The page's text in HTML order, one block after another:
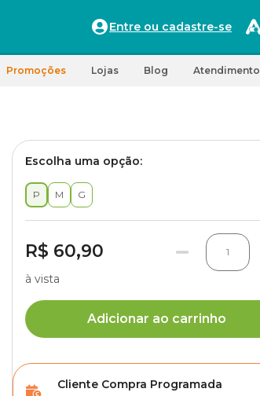
Entre ou cadastre-se
Promoções Lojas Blog Atendimento
Escolha uma opção:
P M G
R$ 60,90 1
à vista
Adicionar ao carrinho
Cliente Compra Programada